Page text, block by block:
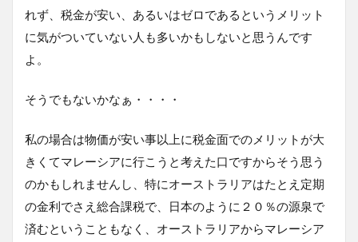
れず、税金が安い、あるいはゼロであるというメリット
に気がついていない人も多いかもしないと思うんです
よ。
そうでもないかなぁ・・・・
私の場合は物価が安い事以上に税金面でのメリットが大
きくてマレーシアに行こうと考えた口ですからそう思う
のかもしれませんし、特にオーストラリアはたとえ定期
の金利でさえ総合課税で、日本のように２０％の源泉で
済むということもなく、オーストラリアからマレーシア